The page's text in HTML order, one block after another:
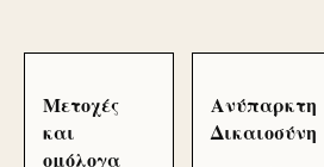
Μετοχές
και
ομόλογα
Ανύπαρκτη
Δικαιοσύνη